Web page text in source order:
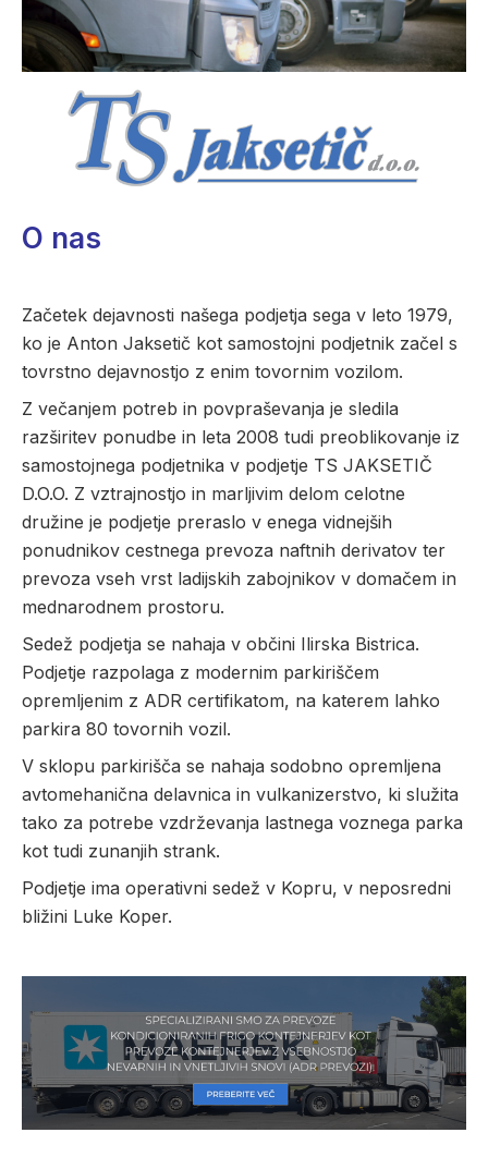
O nas
Začetek dejavnosti našega podjetja sega v leto 1979,
ko je Anton Jaksetič kot samostojni podjetnik začel s
tovrstno dejavnostjo z enim tovornim vozilom.
Z večanjem potreb in povpraševanja je sledila
razširitev ponudbe in leta 2008 tudi preoblikovanje iz
samostojnega podjetnika v podjetje TS JAKSETIČ
D.O.O. Z vztrajnostjo in marljivim delom celotne
družine je podjetje preraslo v enega vidnejših
ponudnikov cestnega prevoza naftnih derivatov ter
prevoza vseh vrst ladijskih zabojnikov v domačem in
mednarodnem prostoru.
Sedež podjetja se nahaja v občini Ilirska Bistrica.
Podjetje razpolaga z modernim parkiriščem
opremljenim z ADR certifikatom, na katerem lahko
parkira 80 tovornih vozil.
V sklopu parkirišča se nahaja sodobno opremljena
avtomehanična delavnica in vulkanizerstvo, ki služita
tako za potrebe vzdrževanja lastnega voznega parka
kot tudi zunanjih strank.
Podjetje ima operativni sedež v Kopru, v neposredni
bližini Luke Koper.